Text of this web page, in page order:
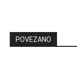
POVEZANO